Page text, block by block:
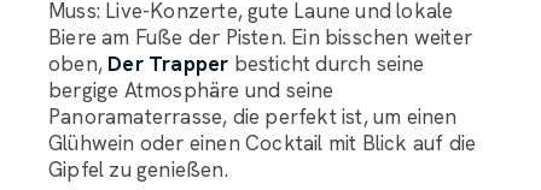
Muss: Live-Konzerte, gute Laune und lokale
Biere am Fuße der Pisten. Ein bisschen weiter
oben, Der Trapper besticht durch seine
bergige Atmosphäre und seine
Panoramaterrasse, die perfekt ist, um einen
Glühwein oder einen Cocktail mit Blick auf die
Gipfel zu genießen.